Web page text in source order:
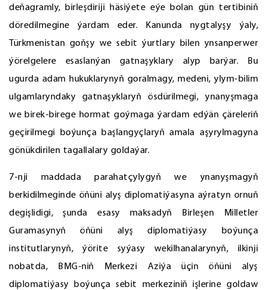
deňagramly, birleşdiriji häsiýete eýe bolan gün tertibiniň
döredilmegine ýardam eder. Kanunda nygtalyşy ýaly,
Türkmenistan goňşy we sebit ýurtlary bilen ynsanperwer
ýörelgelere esaslanýan gatnaşyklary alyp barýar. Bu
ugurda adam hukuklarynyň goralmagy, medeni, ylym-bilim
ulgamlaryndaky gatnaşyklaryň ösdürilmegi, ynanyşmaga
we birek-birege hormat goýmaga ýardam edýän çäreleriň
geçirilmegi boýunça başlangyçlaryň amala aşyrylmagyna
gönükdirilen tagallalary goldaýar.
7-nji maddada parahatçylygyň we ynanyşmagyň
berkidilmeginde öňüni alyş diplomatiýasyna aýratyn ornuň
degişlidigi, şunda esasy maksadyň Birleşen Milletler
Guramasynyň öňüni alyş diplomatiýasy boýunça
institutlarynyň, ýörite syýasy wekilhanalarynyň, ilkinji
nobatda, BMG-niň Merkezi Aziýa üçin öňüni alyş
diplomatiýasy boýunça sebit merkeziniň işlerine goldaw